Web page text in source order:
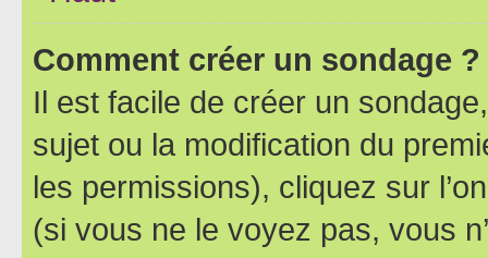
Comment créer un sondage ?
Il est facile de créer un
sujet ou la modification du
les permissions), cliquez sur
(si vous ne le voyez pas, vous